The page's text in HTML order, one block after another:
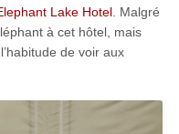
Lake Hotel. Malgré
à cet hôtel, mais
de voir aux